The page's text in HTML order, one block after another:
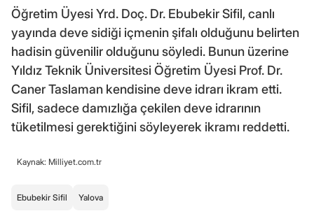
Öğretim Üyesi Yrd. Doç. Dr. Ebubekir Sifil, canlı
yayında deve sidiği içmenin şifalı olduğunu belirten
hadisin güvenilir olduğunu söyledi. Bunun üzerine
Yıldız Teknik Üniversitesi Öğretim Üyesi Prof. Dr.
Caner Taslaman kendisine deve idrarı ikram etti.
Sifil, sadece damızlığa çekilen deve idrarının
tüketilmesi gerektiğini söyleyerek ikramı reddetti.
Kaynak: Milliyet.com.tr
Ebubekir Sifil Yalova